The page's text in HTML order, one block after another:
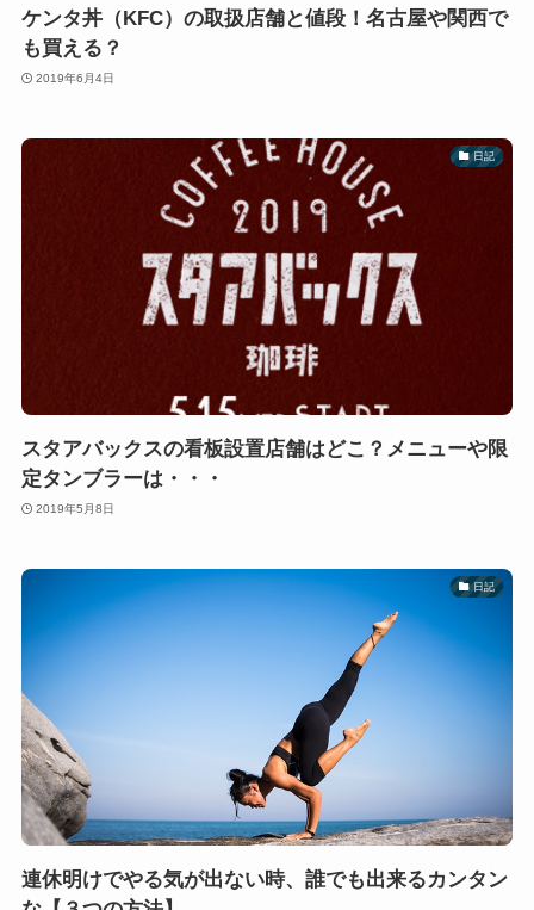
ケンタ丼（KFC）の取扱店舗と値段！名古屋や関西で
も買える？
2019年6月4日
日記
スタアバックスの看板設置店舗はどこ？メニューや限
定タンブラーは・・・
2019年5月8日
日記
連休明けでやる気が出ない時、誰でも出来るカンタン